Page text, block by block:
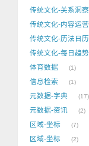
传统文化-关系洞察
传统文化-内容运营
传统文化-历法日历
传统文化-每日趋势
体育数据 1
信息检索 1
元数据-字典 17
元数据-资讯 2
区域-坐标 7
区域-坐标 2